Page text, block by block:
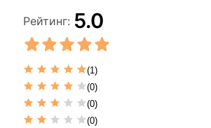
Рейтинг: 5.0
(1)
(0)
(0)
(0)